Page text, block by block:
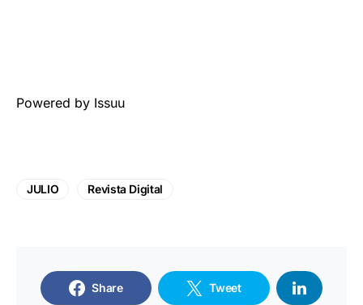
Powered by Issuu
JULIO Revista Digital
Share Tweet